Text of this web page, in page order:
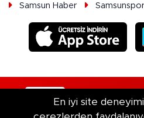
Samsun Haber
Samsunspor
En iyi site